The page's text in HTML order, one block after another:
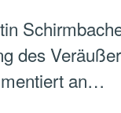
des
an…